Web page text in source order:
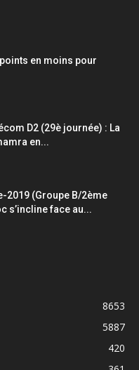
en moins pour
D2 (29è journée) : La
en...
2019 (Groupe B/2ème
s’incline face au...
8653
5887
420